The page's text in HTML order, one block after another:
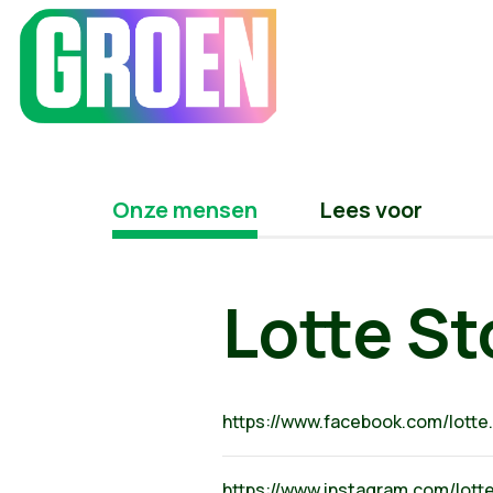
Onze mensen Lees voor
Lotte
https://www.facebook.com/